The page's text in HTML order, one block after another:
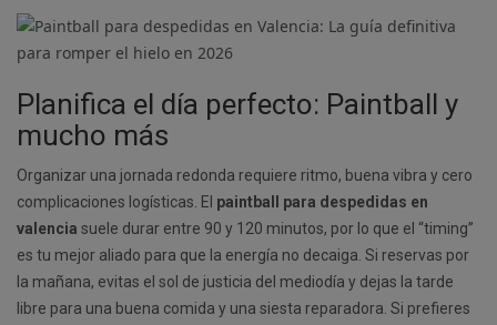
Planifica el día perfecto: Paintball y
mucho más
Organizar una jornada redonda requiere ritmo, buena vibra y cero
complicaciones logísticas. El paintball para despedidas en
valencia suele durar entre 90 y 120 minutos, por lo que el “timing”
es tu mejor aliado para que la energía no decaiga. Si reservas por
la mañana, evitas el sol de justicia del mediodía y dejas la tarde
libre para una buena comida y una siesta reparadora. Si prefieres